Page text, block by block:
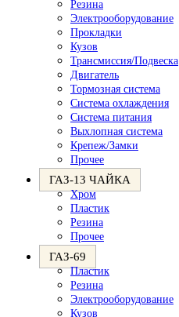
Резина
Электрооборудование
Прокладки
Кузов
Трансмиссия/Подвеска
Двигатель
Тормозная система
Система охлаждения
Система питания
Выхлопная система
Крепеж/Замки
Прочее
ГАЗ-13 ЧАЙКА
Хром
Пластик
Резина
Прочее
ГАЗ-69
Пластик
Резина
Электрооборудование
Кузов